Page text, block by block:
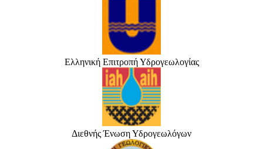
Ελληνική Επιτροπή Υδρογεωλογίας
Διεθνής Ένωση Υδρογεωλόγων